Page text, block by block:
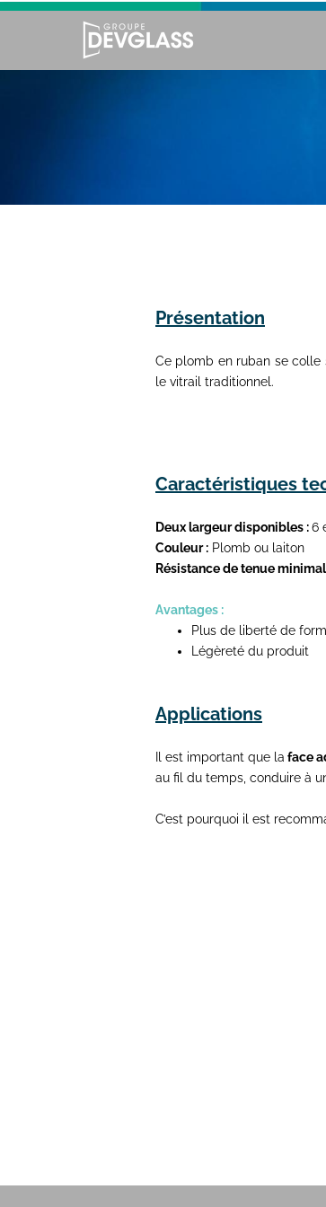
Présentation
Ce plomb en ruban se
le vitrail traditionnel.
Caractéristiques
Deux largeur disponibles :6
Couleur : Plomb ou laiton
Résistance de tenue
Avantages :
Plus de liberté de
Légèreté du produit
Applications
Il est important que la face
au fil du temps, conduire à
C’est pourquoi il est